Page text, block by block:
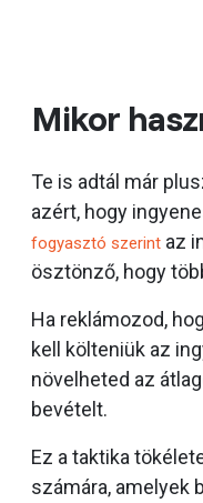
Mikor
Te is adtál már
azért, hogy
fogyasztó szerint az
ösztönző, hogy
Ha reklámozod,
kell költeniük az
növelheted az
bevételt.
Ez a taktika
számára, amelyek